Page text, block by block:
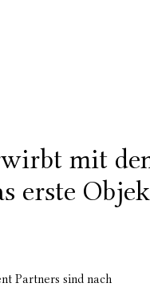
mit
erste
Partners sind nach